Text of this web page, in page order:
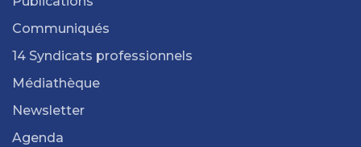
Communiqués
14 Syndicats professionnels
Médiathèque
Newsletter
Agenda